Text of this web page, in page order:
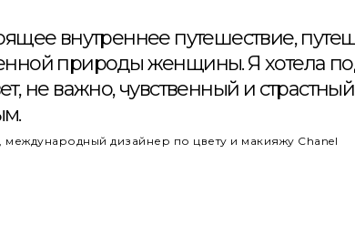
внутреннее путешествие,
природы женщины. Я хотела
не важно, чувственный и
дизайнер по цвету и макияжу Chanel